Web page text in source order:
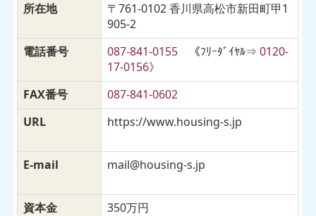
所在地
〒761-0102 香川県高松市新田町甲1
905-2
電話番号
087-841-0155 《ﾌﾘｰﾀﾞｲﾔﾙ⇒0120-
17-0156》
FAX番号
087-841-0602
URL
https://www.housing-s.jp
E-mail mail@housing-s.jp
資本金
350万円